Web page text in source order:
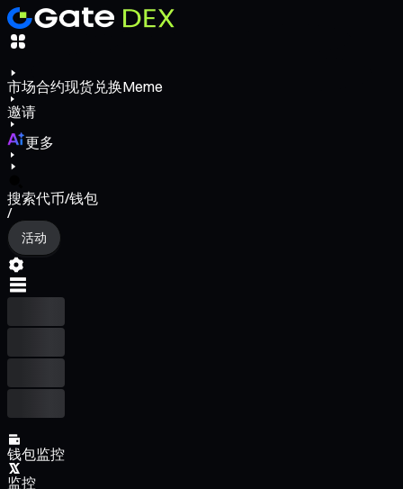
市场合约现货兑换Meme
邀请
更多
搜索代币/钱包
/
活动
钱包监控
监控